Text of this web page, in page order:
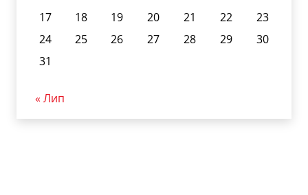
17
18 19 20 21 22
23
24
25 26 27 28 29
30
31
« Лип